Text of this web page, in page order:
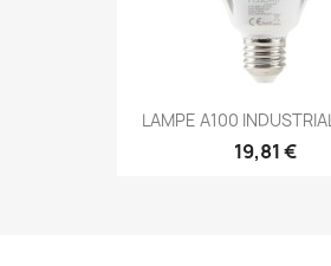
LAMPE A100
19,81 €